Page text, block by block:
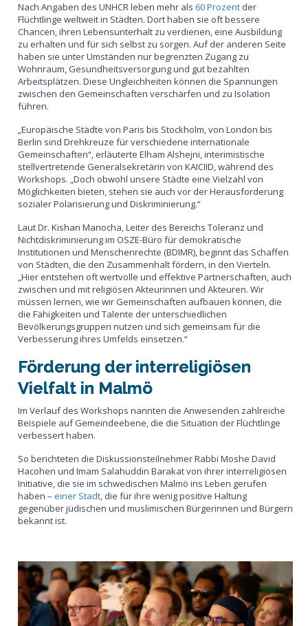
Nach Angaben des UNHCR leben mehr als 60 Prozent der
Flüchtlinge weltweit in Städten. Dort haben sie oft bessere
Chancen, ihren Lebensunterhalt zu verdienen, eine Ausbildung
zu erhalten und für sich selbst zu sorgen. Auf der anderen Seite
haben sie unter Umständen nur begrenzten Zugang zu
Wohnraum, Gesundheitsversorgung und gut bezahlten
Arbeitsplätzen. Diese Ungleichheiten können die Spannungen
zwischen den Gemeinschaften verschärfen und zu Isolation
führen.
„Europäische Städte von Paris bis Stockholm, von London bis
Berlin sind Drehkreuze für verschiedene internationale
Gemeinschaften“, erläuterte Elham Alshejni, interimistische
stellvertretende Generalsekretärin von KAICIID, während des
Workshops. „Doch obwohl unsere Städte eine Vielzahl von
Möglichkeiten bieten, stehen sie auch vor der Herausforderung
sozialer Polarisierung und Diskriminierung.“
Laut Dr. Kishan Manocha, Leiter des Bereichs Toleranz und
Nichtdiskriminierung im OSZE-Büro für demokratische
Institutionen und Menschenrechte (BDIMR), beginnt das Schaffen
von Städten, die den Zusammenhalt fördern, in den Vierteln.
„Hier entstehen oft wertvolle und effektive Partnerschaften, auch
zwischen und mit religiösen Akteurinnen und Akteuren. Wir
müssen lernen, wie wir Gemeinschaften aufbauen können, die
die Fähigkeiten und Talente der unterschiedlichen
Bevölkerungsgruppen nutzen und sich gemeinsam für die
Verbesserung ihres Umfelds einsetzen.“
Förderung der interreligiösen
Vielfalt in Malmö
Im Verlauf des Workshops nannten die Anwesenden zahlreiche
Beispiele auf Gemeindeebene, die die Situation der Flüchtlinge
verbessert haben.
So berichteten die Diskussionsteilnehmer Rabbi Moshe David
Hacohen und Imam Salahuddin Barakat von ihrer interreligiösen
Initiative, die sie im schwedischen Malmö ins Leben gerufen
haben –einer Stadt, die für ihre wenig positive Haltung
gegenüber jüdischen und muslimischen Bürgerinnen und Bürgern
bekannt ist.